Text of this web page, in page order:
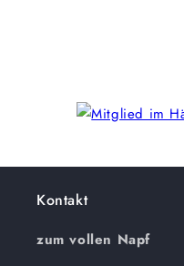
Kontakt
zum vollen Napf